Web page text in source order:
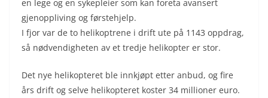
en lege og en sykepleier som kan foreta avansert
gjenoppliving og førstehjelp.
I fjor var de to helikoptrene i drift ute på 1143 oppdrag,
så nødvendigheten av et tredje helikopter er stor.
Det nye helikopteret ble innkjøpt etter anbud, og fire
års drift og selve helikopteret koster 34 millioner euro.